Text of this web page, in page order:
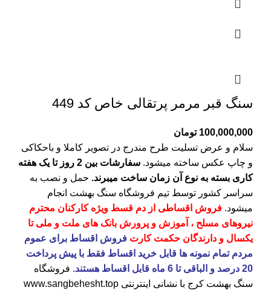
سنگ قبر مرمر پرتقالی خاص کد 449
100,000,000 تومان
سلام و عرض تسلیت طرح مندرج در تصویر کاملا و باحکاکی
و چاپ عکس ساخته میشود.
سفارشات بین 2 روز تا یک هفته
کاری بسته به نوع آن زمان ساخت میبرند. حمل و نصب به
سراسر کشور توسط تیم فروشگاه سنگ بهشت انجام
میشود. فروش اقساطی از دم قسط ویژه کارکنان محترم
نیروهای مسلح ، آموزش و پرورش بانک های ملت و ملی تا
یکسال و دارندگان حکمت کارت فروش اقساط برای عموم
مردم تمام نمونه ها قابل خرید اقساط فقط با پیش پرداخت
20 درصد و الباقی تا 6 ماه قابل اقساط هستند.
فروشگاه
سنگ بهشت کرج با نشانی اینترنتی www.sangbehesht.top